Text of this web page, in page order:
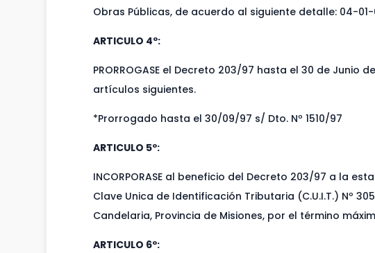
Obras Públicas, de acuerdo al siguiente detalle: 04-
ARTICULO 4º:
PRORROGASE el Decreto 203/97 hasta el 30 de
artículos siguientes.
*Prorrogado hasta el 30/09/97 s/ Dto. Nº 1510/97
ARTICULO 5º:
INCORPORASE al beneficio del Decreto 203/97 a la
Clave Unica de Identificación Tributaria (C.U.I.T.) Nº
Candelaria, Provincia de Misiones, por el término
ARTICULO 6º: